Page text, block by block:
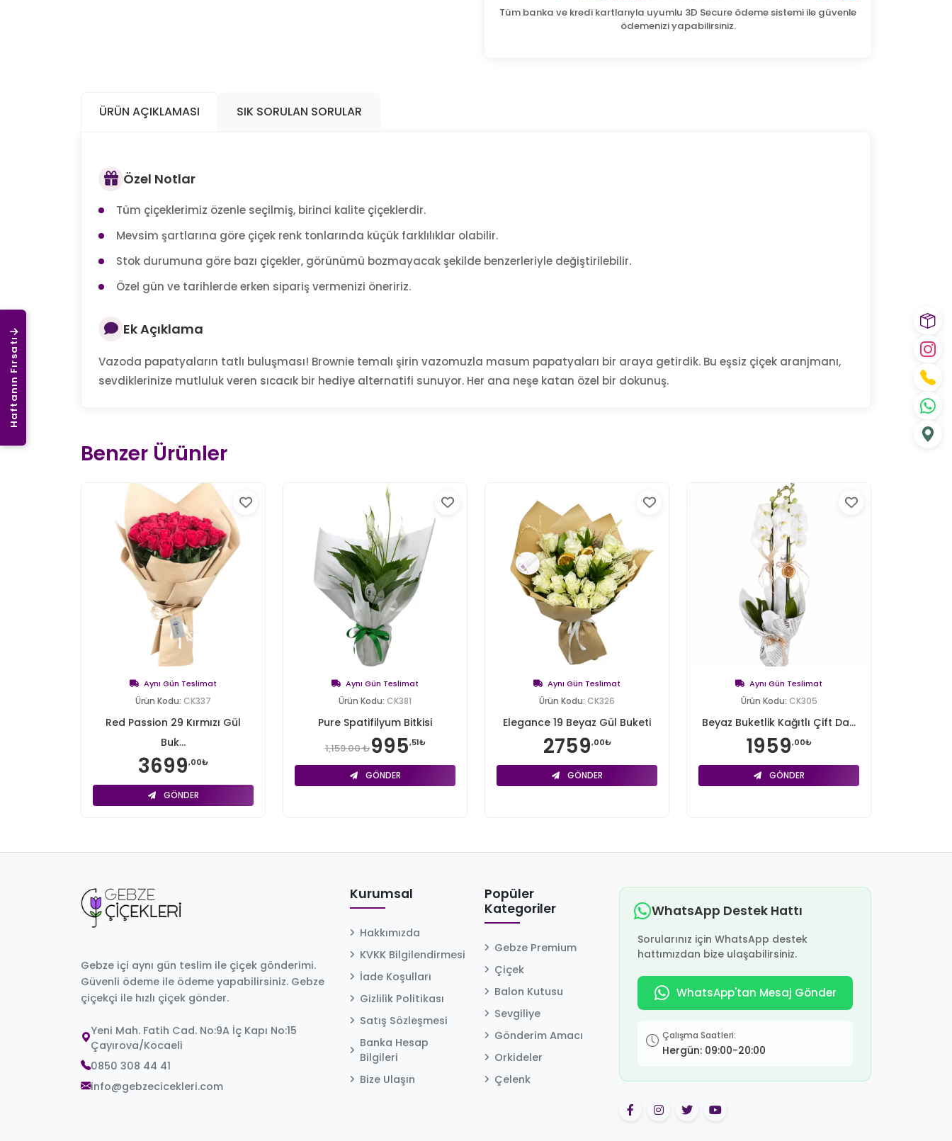
Haftanın Fırsatı
Tüm banka ve kredi kartlarıyla uyumlu 3D Secure ödeme sistemi ile güvenle
ödemenizi yapabilirsiniz.
ÜRÜN AÇIKLAMASI SIK SORULAN SORULAR
Özel Notlar
Tüm çiçeklerimiz özenle seçilmiş, birinci kalite çiçeklerdir.
Mevsim şartlarına göre çiçek renk tonlarında küçük farklılıklar olabilir.
Stok durumuna göre bazı çiçekler, görünümü bozmayacak şekilde benzerleriyle değiştirilebilir.
Özel gün ve tarihlerde erken sipariş vermenizi öneririz.
Ek Açıklama
Vazoda papatyaların tatlı buluşması! Brownie temalı şirin vazomuzla masum papatyaları bir araya getirdik. Bu eşsiz çiçek aranjmanı,
sevdiklerinize mutluluk veren sıcacık bir hediye alternatifi sunuyor. Her ana neşe katan özel bir dokunuş.
Benzer Ürünler
Aynı Gün Teslimat
Ürün Kodu: CK337
Red Passion 29 Kırmızı Gül
Buk...
3699,00₺
GÖNDER
Aynı Gün Teslimat
Ürün Kodu: CK381
Pure Spatifilyum Bitkisi
1,159.00 ₺995,51₺
GÖNDER
Aynı Gün Teslimat
Ürün Kodu: CK326
Elegance 19 Beyaz Gül Buketi
2759,00₺
GÖNDER
Aynı Gün Teslimat
Ürün Kodu: CK305
Beyaz Buketlik Kağıtlı Çift Da...
1959,00₺
GÖNDER
Gebze içi aynı gün teslim ile çiçek gönderimi.
Güvenli ödeme ile ödeme yapabilirsiniz. Gebze
çiçekçi ile hızlı çiçek gönder.
Yeni Mah. Fatih Cad. No:9A İç Kapı No:15
Çayırova/Kocaeli
0850 308 44 41
info@gebzecicekleri.com
Kurumsal
Hakkımızda
KVKK Bilgilendirmesi
İade Koşulları
Gizlilik Politikası
Satış Sözleşmesi
Banka Hesap
Bilgileri
Bize Ulaşın
Popüler
Kategoriler
Gebze Premium
Çiçek
Balon Kutusu
Sevgiliye
Gönderim Amacı
Orkideler
Çelenk
WhatsApp Destek Hattı
Sorularınız için WhatsApp destek
hattımızdan bize ulaşabilirsiniz.
WhatsApp'tan Mesaj Gönder
Çalışma Saatleri:
Hergün: 09:00-20:00